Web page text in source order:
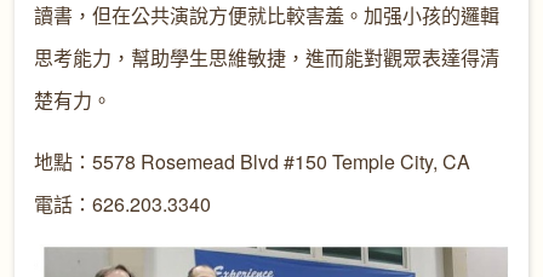
讀書，但在公共演說方便就比較害羞。加强小孩的邏輯
思考能力，幫助學生思維敏捷，進而能對觀眾表達得清
楚有力。
地點：5578 Rosemead Blvd #150 Temple City, CA
電話：626.203.3340